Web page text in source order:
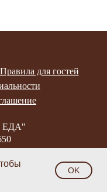
Правила для гостей
OK